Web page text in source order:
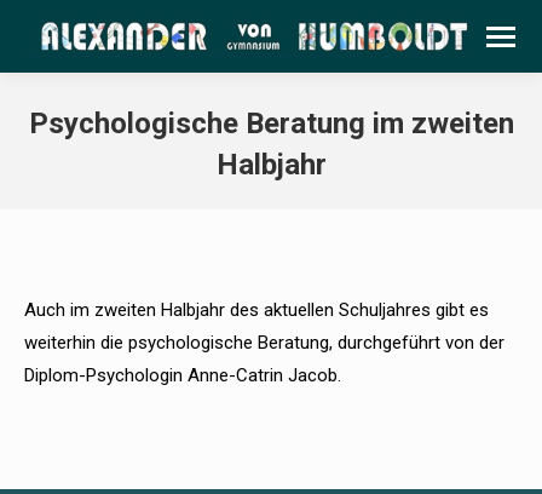
Psychologische Beratung im zweiten
Halbjahr
Auch im zweiten Halbjahr des aktuellen Schuljahres gibt es
weiterhin die psychologische Beratung, durchgeführt von der
Diplom-Psychologin Anne-Catrin Jacob.